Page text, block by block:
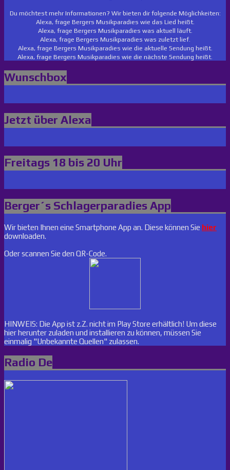
Du möchtest mehr Informationen? Wir bieten dir folgende Möglichkeiten:
Alexa, frage Bergers Musikparadies wie das Lied heißt.
Alexa, frage Bergers Musikparadies was aktuell läuft.
Alexa, frage Bergers Musikparadies was zuletzt lief.
Alexa, frage Bergers Musikparadies wie die aktuelle Sendung heißt.
Alexa, frage Bergers Musikparadies wie die nächste Sendung heißt.
Wunschbox
Jetzt über Alexa
Freitags 18 bis 20 Uhr
Berger´s Schlagerparadies App
Wir bieten Ihnen eine Smartphone App an. Diese können Sie hier
downloaden.
Oder scannen Sie den QR-Code.
HINWEIS: Die App ist z.Z. nicht im Play Store erhältlich! Um diese
hier herunter zuladen und installieren zu können, müssen Sie
einmalig "Unbekannte Quellen" zulassen.
Radio De